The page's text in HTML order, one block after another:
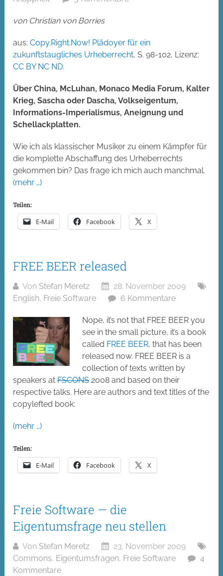
von Christian von Borries
aus:Copy.Right.Now! Plädoyer für ein
zukunftstaugliches Urheberrecht, S. 98-102, Lizenz:
CC BY NC ND.
Über China, McLuhan, Monaco Media Forum, Kalter
Krieg, Sascha oder Dascha, Volkseigentum,
Informations-Imperialismus, Aneignung und
Schellackplatten.
Wie ich als klassischer Musiker zu einem Kämpfer für
die komplette Abschaffung des Urheberrechts
gekommen bin? Das frage ich mich auch manchmal.
(mehr …)
Teilen:
E-Mail Facebook X
FREE BEER released
Von Stefan Meretz
28. November 2009
English, Freie Software 6 Kommentare
Nope, it’s not that FREE BEER you
see in the small picture, it’s a book
called FREE BEER, that has been
released now. FREE BEER is a
collection of texts written by
speakers atFSCONS2008 and based on their
respective talks. Here are authors and text titles of the
copylefted book:
(mehr …)
Teilen:
E-Mail Facebook X
Freie Software — die
Eigentumsfrage neu stellen
Von Stefan Meretz
23. November 2009
Commons, Eigentumsfragen, Freie Software
4
Kommentare